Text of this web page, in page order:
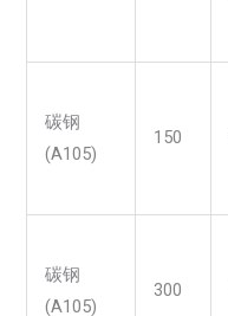
碳钢
(A105)
150
碳钢
(A105)
300